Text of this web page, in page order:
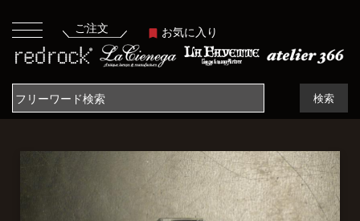
ご注文 お気に入り
検索